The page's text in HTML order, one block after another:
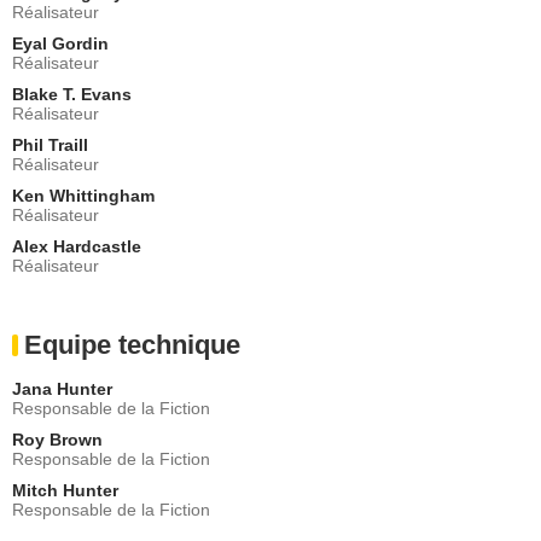
- 2 Episodes :
Casey Sander
Jack Tracy
- 2 Episodes :5-
Brittany Ross
Courtney
- 2 Episodes :
Andrew J. Fishman
Zack
- 2 Episodes :7-18
Natalie Lander
Jill Basey
- 2 Episodes :
Dale
- 2 Episodes : 16 18
Aidan Potter
Scott
Réalisateur
Eyal Gordin
Réalisateur
Blake T. Evans
Réalisateur
Phil Traill
Réalisateur
Ken Whittingham
Réalisateur
Alex Hardcastle
Réalisateur
Equipe technique
Jana Hunter
Responsable de la Fiction
Roy Brown
Responsable de la Fiction
Mitch Hunter
Responsable de la Fiction